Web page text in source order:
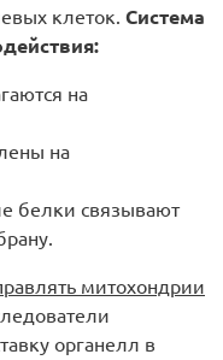
клеток. Система
на
на
белки связывают
митохондрии
органелл в